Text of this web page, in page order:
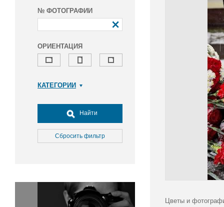
№ ФОТОГРАФИИ
ОРИЕНТАЦИЯ
КАТЕГОРИИ
Досуг, туризм и отдых
Культура
Медицина
Окружающая среда
Политика
Найти
Сбросить фильтр
Цветы и